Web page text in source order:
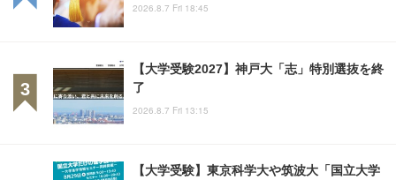
2026.8.7 Fri 18:45
【大学受験2027】神戸大「志」特別選抜を終
了
2026.8.7 Fri 13:15
【大学受験】東京科学大や筑波大「国立大学